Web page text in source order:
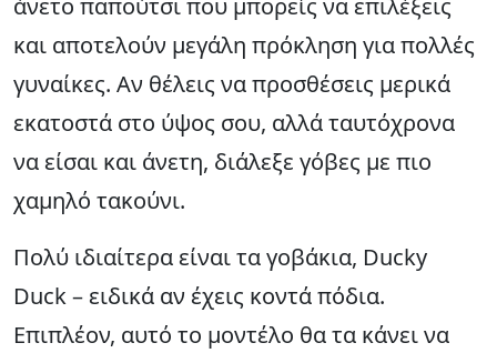
άνετο παπούτσι που μπορείς να επιλέξεις
και αποτελούν μεγάλη πρόκληση για πολλές
γυναίκες. Αν θέλεις να προσθέσεις μερικά
εκατοστά στο ύψος σου, αλλά ταυτόχρονα
να είσαι και άνετη, διάλεξε γόβες με πιο
χαμηλό τακούνι.
Πολύ ιδιαίτερα είναι τα γοβάκια, Ducky
Duck – ειδικά αν έχεις κοντά πόδια.
Επιπλέον, αυτό το μοντέλο θα τα κάνει να